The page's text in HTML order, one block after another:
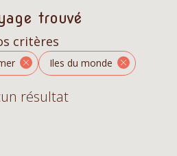
trouvé
critères
Iles du monde
résultat